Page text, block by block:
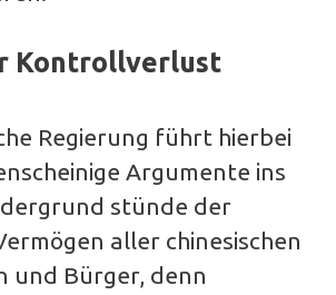
Kontrollverlust
Regierung führt hierbei
Argumente ins
stünde der
aller chinesischen
und Bürger, denn